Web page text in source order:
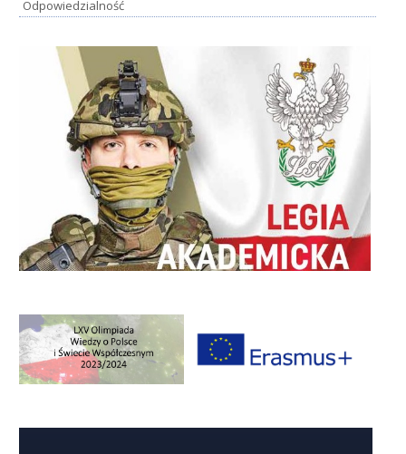
Odpowiedzialność